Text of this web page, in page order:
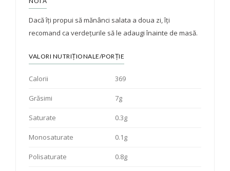
Dacă îți propui să mănânci salata a doua zi, îți
recomand ca verdețurile să le adaugi înainte de masă.
VALORI NUTRIȚIONALE/PORȚIE
Calorii 369
Grăsimi 7g
Saturate 0.3g
Monosaturate 0.1g
Polisaturate 0.8g